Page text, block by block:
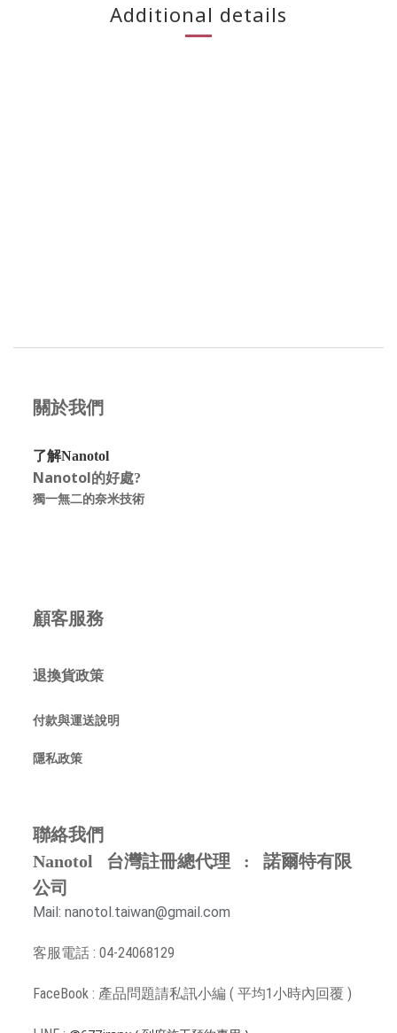
Additional details
關於我們
了解Nanotol
Nanotol的好處?
獨一無二的奈米技術
顧客服務
退換貨政策
付款與運送說明
隱私政策
聯絡我們
Nanotol 台灣註冊總代理 : 諾爾特有限
公司
Mail: nanotol.taiwan@gmail.com
客服電話 : 04-24068129
FaceBook : 產品問題請私訊小編 ( 平均1小時內回覆 )